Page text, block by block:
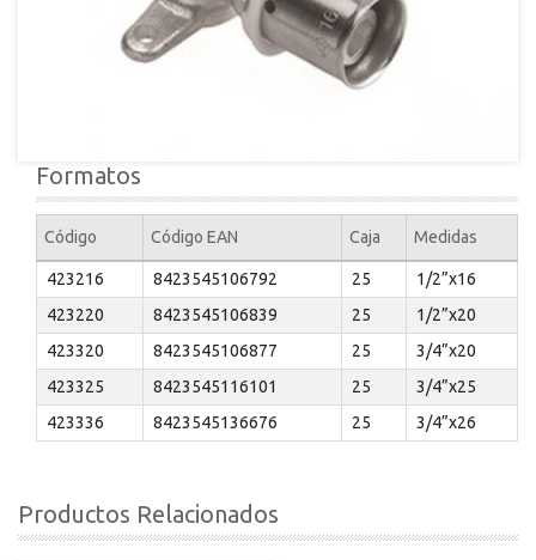
Formatos
Código Código EAN Caja Medidas
423216 8423545106792 25
1/2”x16
423220
8423545106839 25
1/2”x20
423320
8423545106877 25
3/4”x20
423325
8423545116101 25
3/4”x25
423336
8423545136676 25 3/4”x26
Productos Relacionados